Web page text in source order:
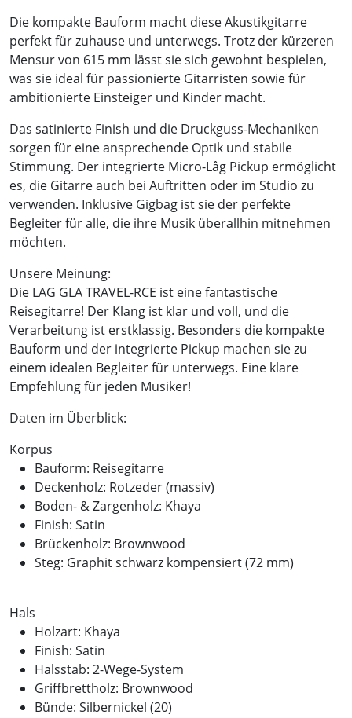
Die kompakte Bauform macht diese Akustikgitarre
perfekt für zuhause und unterwegs. Trotz der kürzeren
Mensur von 615 mm lässt sie sich gewohnt bespielen,
was sie ideal für passionierte Gitarristen sowie für
ambitionierte Einsteiger und Kinder macht.
Das satinierte Finish und die Druckguss-Mechaniken
sorgen für eine ansprechende Optik und stabile
Stimmung. Der integrierte Micro-Lâg Pickup ermöglicht
es, die Gitarre auch bei Auftritten oder im Studio zu
verwenden. Inklusive Gigbag ist sie der perfekte
Begleiter für alle, die ihre Musik überallhin mitnehmen
möchten.
Unsere Meinung:
Die LAG GLA TRAVEL-RCE ist eine fantastische
Reisegitarre! Der Klang ist klar und voll, und die
Verarbeitung ist erstklassig. Besonders die kompakte
Bauform und der integrierte Pickup machen sie zu
einem idealen Begleiter für unterwegs. Eine klare
Empfehlung für jeden Musiker!
Daten im Überblick:
Korpus
Bauform: Reisegitarre
Deckenholz: Rotzeder (massiv)
Boden- & Zargenholz: Khaya
Finish: Satin
Brückenholz: Brownwood
Steg: Graphit schwarz kompensiert (72 mm)
Hals
Holzart: Khaya
Finish: Satin
Halsstab: 2-Wege-System
Griffbrettholz: Brownwood
Bünde: Silbernickel (20)